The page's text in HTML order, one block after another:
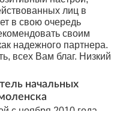
лиц в
в свою очередь
своим
надежного партнера.
всех Вам благ. Низкий
начальных
с ноября 2010 года.